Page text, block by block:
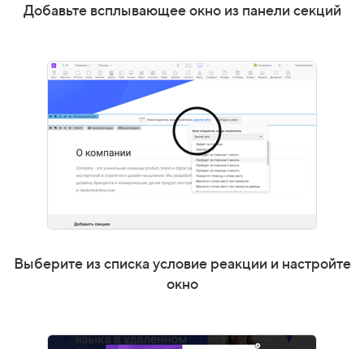
Добавьте всплывающее окно из панели секций
Выберите из списка условие реакции и настройте
окно